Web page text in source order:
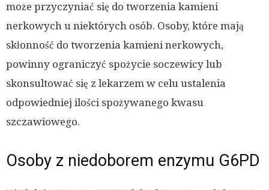
może przyczyniać się do tworzenia kamieni
nerkowych u niektórych osób. Osoby, które mają
skłonność do tworzenia kamieni nerkowych,
powinny ograniczyć spożycie soczewicy lub
skonsultować się z lekarzem w celu ustalenia
odpowiedniej ilości spożywanego kwasu
szczawiowego.
Osoby z niedoborem enzymu G6PD